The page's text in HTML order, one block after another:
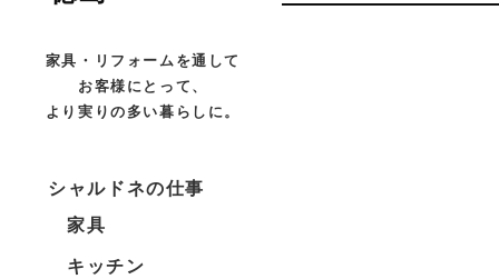
家具・リフォームを通して
お客様にとって、
より実りの多い暮らしに。
シャルドネの仕事
家具
キッチン